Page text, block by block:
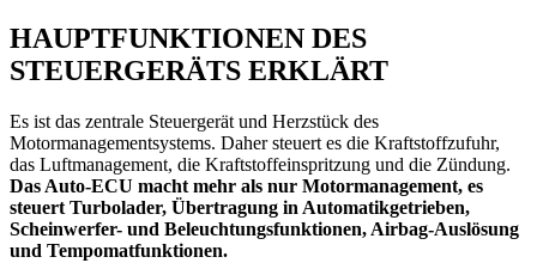
HAUPTFUNKTIONEN DES
STEUERGERÄTS ERKLÄRT
Es ist das zentrale Steuergerät und Herzstück des
Motormanagementsystems. Daher steuert es die Kraftstoffzufuhr,
das Luftmanagement, die Kraftstoffeinspritzung und die Zündung.
Das Auto-ECU macht mehr als nur Motormanagement, es
steuert Turbolader, Übertragung in Automatikgetrieben,
Scheinwerfer- und Beleuchtungsfunktionen, Airbag-Auslösung
und Tempomatfunktionen.